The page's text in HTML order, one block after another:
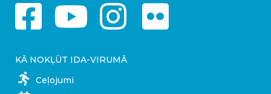
KĀ NOKĻŪT IDA-VIRUMĀ
Ceļojumi